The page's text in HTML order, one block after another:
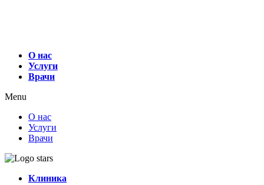
О нас
Услуги
Врачи
Menu
О нас
Услуги
Врачи
Клиника